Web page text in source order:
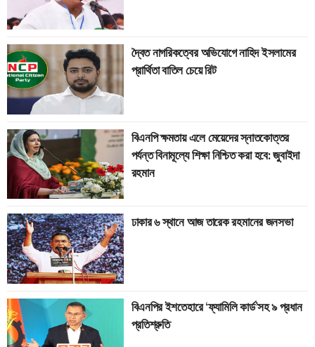
দ্বৈত নাগরিকত্বের অভিযোগে নাহিদ ইসলামের
প্রার্থিতা বাতিল চেয়ে রিট
বিএনপি ক্ষমতায় এলে মেয়েদের স্নাতকোত্তর
পর্যন্ত বিনামূল্যে শিক্ষা নিশ্চিত করা হবে: জুবাইদা
রহমান
ঢাকার ৬ স্থানে আজ তারেক রহমানের জনসভা
বিএনপির ইশতেহারে ‘ফ্যামিলি কার্ড’সহ ৯ প্রধান
প্রতিশ্রুতি